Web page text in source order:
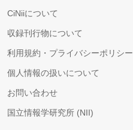
CiNiiについて
収録刊行物について
利用規約・プライバシーポリシー
個人情報の扱いについて
お問い合わせ
国立情報学研究所 (NII)